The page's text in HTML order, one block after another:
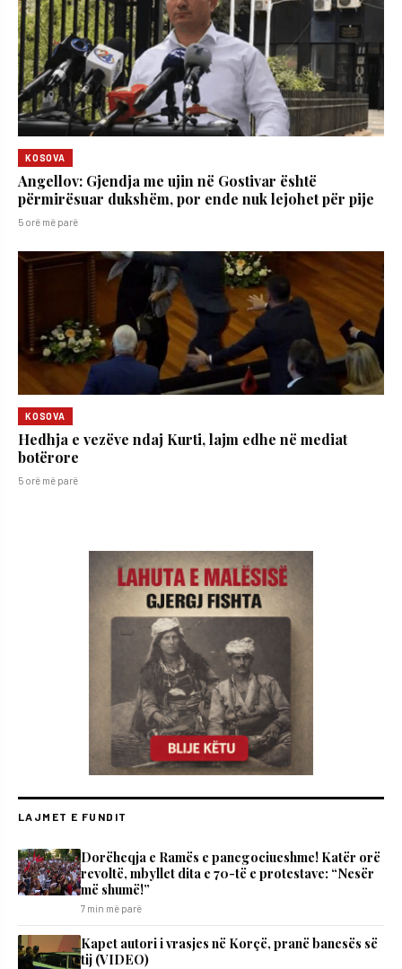
KOSOVA
Angellov: Gjendja me ujin në Gostivar është
përmirësuar dukshëm, por ende nuk lejohet për pije
5 orë më parë
KOSOVA
Hedhja e vezëve ndaj Kurti, lajm edhe në mediat
botërore
5 orë më parë
LAJMET E FUNDIT
Dorëheqja e Ramës e panegociueshme! Katër orë
revoltë, mbyllet dita e 70-të e protestave: “Nesër
më shumë!”
7 min më parë
Kapet autori i vrasjes në Korçë, pranë banesës së
tij (VIDEO)